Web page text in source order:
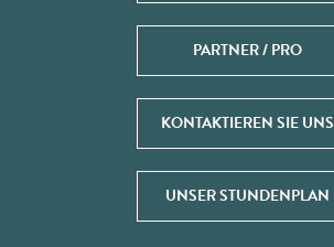
PARTNER / PRO
KONTAKTIEREN SIE UNS
UNSER STUNDENPLAN